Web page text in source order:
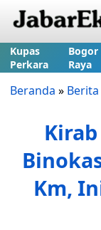
Kupas
Perkara
Bogor
Raya
Beranda » Berita
Km,